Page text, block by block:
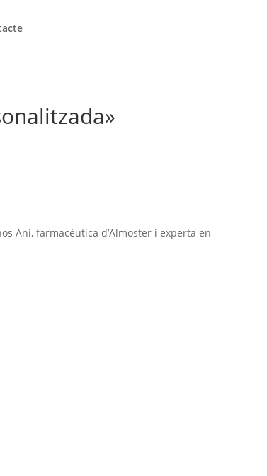
Ani, farmacèutica d’Almoster i experta en